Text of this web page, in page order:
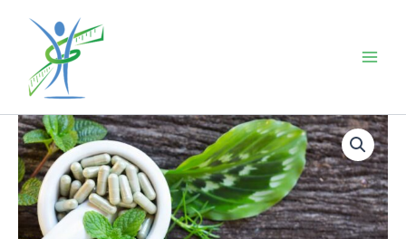
contenido